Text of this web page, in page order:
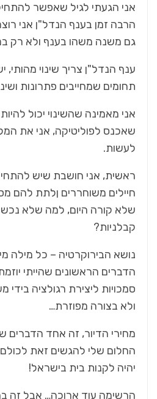
אני הגעתי לגיל שאפשר
הרבה זמן בענף הנדל"ן אני
גם משנה משהו בענף ולא רק
ענף הנדל"ן צריך שינוי
תחומים שמחייבים פתרונות
אני מאמינה שהשינוי יכול
שאכנס לפוליטיקה, אני את
לעשות.
ראשית, אני חושבת שיש
חיילים משוחררים ןלתת להם
שלא קורה היום, למה שלא
קבלניות?
נושא הבירוקרטיה – כל מילה
הדברים הראשונים שהייתי
סמכויות ליצירת רגולציה
ולא בצורה מפוזרת…
מחירי הדיור, זה אחד הדברים
החלום שלי להגשים זאת לכולם
יהיה לקנות בית בישראל!
הרשימה עוד ארוכה… אבל זה